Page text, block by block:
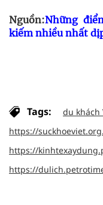
Nguồn:Những
kiếm nhiều nhất
Tags: du khách
https://
https://
https://